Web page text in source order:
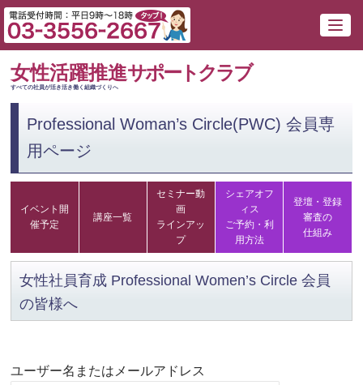
女性活躍推進サポートクラブ
すべての社員が活き活き働く組織づくりへ
Professional Woman’s Circle(PWC) 会員専
用ページ
イベント開
催予定
講座一覧
セミナー動
画
ラインアッ
プ
シェアオフ
ィス
ご予約・利
用方法
登壇・登録
審査の
仕組み
女性社員育成 Professional Women’s Circle 会員
の皆様へ
ユーザー名またはメールアドレス